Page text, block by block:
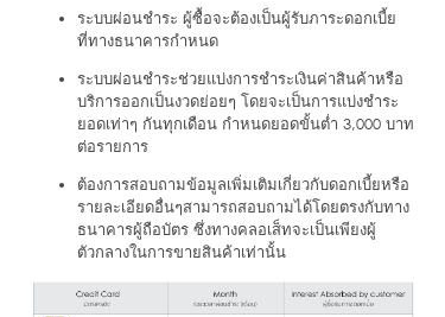
ระบบผ่อนชำระ ผู้ซื้อจะต้องเป็นผู้รับภาระดอกเบี้ย
ที่ทางธนาคารกำหนด
ระบบผ่อนชำระช่วยแบ่งการชำระเงินค่าสินค้าหรือ
บริการออกเป็นงวดย่อยๆ โดยจะเป็นการแบ่งชำระ
ยอดเท่าๆ กันทุกเดือน กำหนดยอดขั้นต่ำ 3,000 บาท
ต่อรายการ
ต้องการสอบถามข้อมูลเพิ่มเติมเกี่ยวกับดอกเบี้ยหรือ
รายละเอียดอื่นๆสามารถสอบถามได้โดยตรงกับทาง
ธนาคารผู้ถือบัตร ซึ่งทางคลอเส็ทจะเป็นเพียงผู้
ตัวกลางในการขายสินค้าเท่านั้น